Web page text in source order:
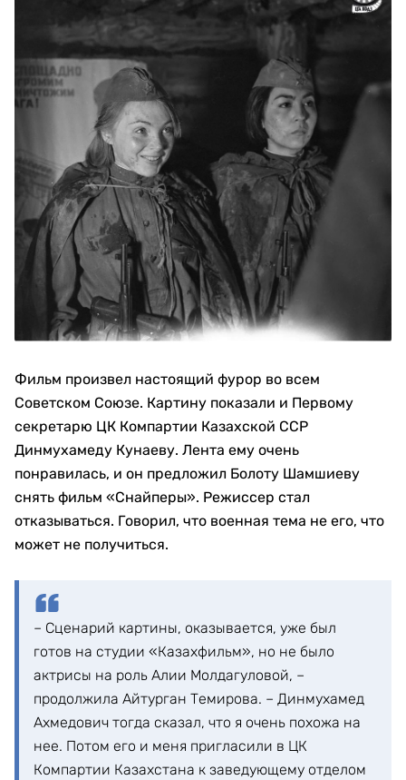
Фильм произвел настоящий фурор во всем
Советском Союзе. Картину показали и Первому
секретарю ЦК Компартии Казахской ССР
Динмухамеду Кунаеву. Лента ему очень
понравилась, и он предложил Болоту Шамшиеву
снять фильм «Снайперы». Режиссер стал
отказываться. Говорил, что военная тема не его, что
может не получиться.
– Сценарий картины, оказывается, уже был
готов на студии «Казахфильм», но не было
актрисы на роль Алии Молдагуловой, –
продолжила Айтурган Темирова. – Динмухамед
Ахмедович тогда сказал, что я очень похожа на
нее. Потом его и меня пригласили в ЦК
Компартии Казахстана к заведующему отделом